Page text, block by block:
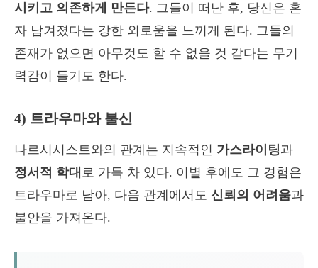
시키고 의존하게 만든다. 그들이 떠난 후, 당신은 혼
자 남겨졌다는 강한 외로움을 느끼게 된다. 그들의
존재가 없으면 아무것도 할 수 없을 것 같다는 무기
력감이 들기도 한다.
4) 트라우마와 불신
나르시시스트와의 관계는 지속적인 가스라이팅과
정서적 학대 로 가득 차 있다. 이별 후에도 그 경험은
트라우마로 남아, 다음 관계에서도 신뢰의 어려움과
불안을 가져온다.